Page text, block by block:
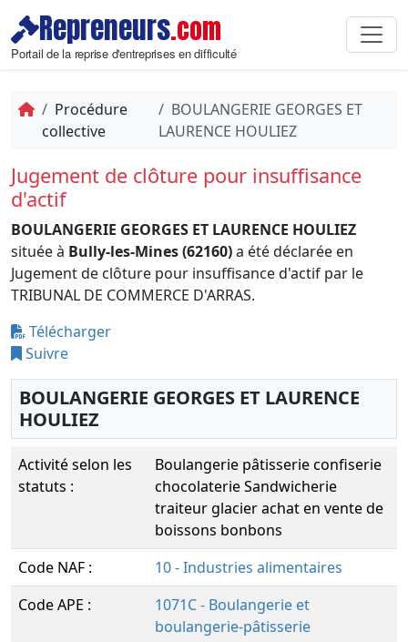
Repreneurs.com
Portail de la reprise d'entreprises en difficulté
Procédure
collective
BOULANGERIE GEORGES ET
LAURENCE HOULIEZ
Jugement de clôture pour insuffisance
d'actif
BOULANGERIE GEORGES ET LAURENCE HOULIEZ
située à Bully-les-Mines (62160)a été déclarée en
Jugement de clôture pour insuffisance d'actif par le
TRIBUNAL DE COMMERCE D'ARRAS.
Télécharger
Suivre
BOULANGERIE GEORGES ET LAURENCE
HOULIEZ
Activité selon les
statuts :
Boulangerie pâtisserie confiserie
chocolaterie Sandwicherie
traiteur glacier achat en vente de
boissons bonbons
Code NAF :
10 - Industries alimentaires
Code APE :
1071C - Boulangerie et
boulangerie-pâtisserie